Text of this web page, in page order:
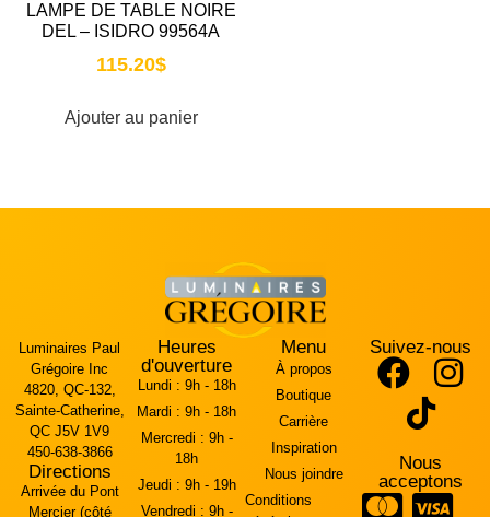
LAMPE DE TABLE NOIRE
DEL – ISIDRO 99564A
115.20$
Ajouter au panier
Luminaires Paul
Grégoire Inc
4820, QC-132,
Sainte-Catherine,
QC J5V 1V9
450-638-3866
Directions
Arrivée du Pont
Mercier (côté
Heures
d'ouverture
Lundi : 9h - 18h
Mardi : 9h - 18h
Mercredi : 9h -
18h
Jeudi : 9h - 19h
Vendredi : 9h -
Menu
À propos
Boutique
Carrière
Inspiration
Nous joindre
Conditions
Suivez-nous
Nous
acceptons